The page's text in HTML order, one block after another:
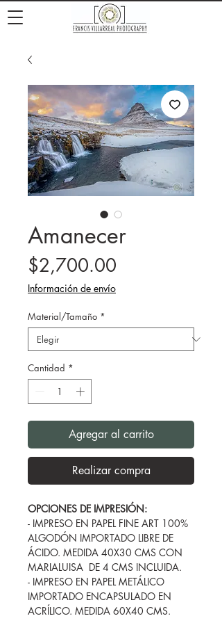
Amanecer
$2,700.00
Información de envío
Material/Tamaño *
Cantidad *
Agregar al carrito
Realizar compra
OPCIONES DE IMPRESIÓN:
- IMPRESO EN PAPEL FINE ART 100%
ALGODÓN IMPORTADO LIBRE DE
ÁCIDO. MEDIDA 40X30 CMS CON
MARIALUISA DE 4 CMS INCLUIDA.
- IMPRESO EN PAPEL METÁLICO
IMPORTADO ENCAPSULADO EN
ACRÍLICO. MEDIDA 60X40 CMS.